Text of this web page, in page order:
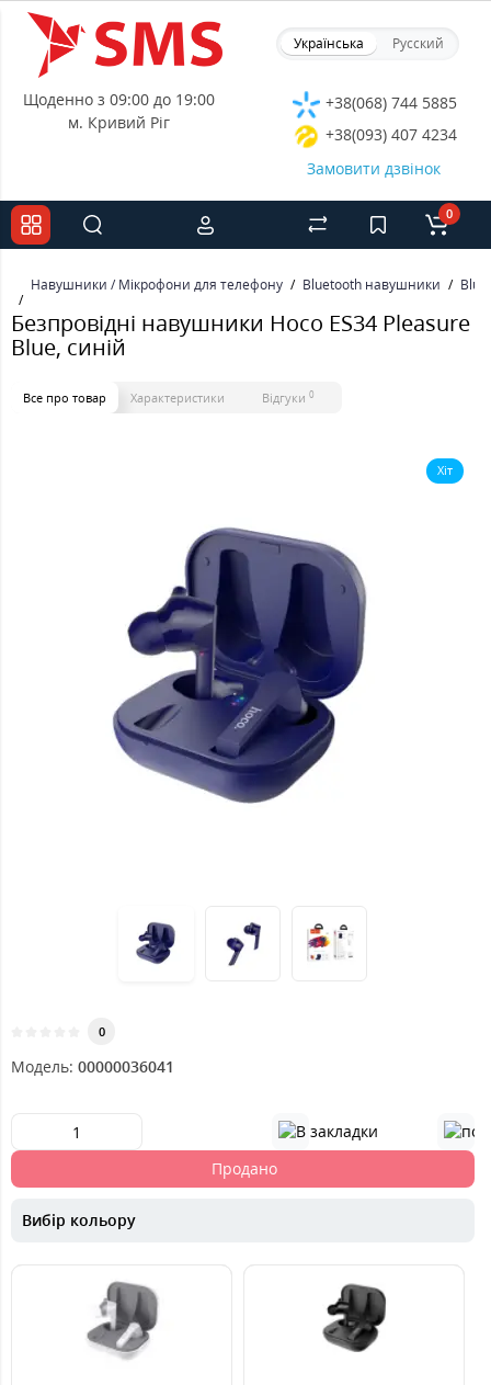
Українська Русский
Щоденно з 09:00 до 19:00
м. Кривий Ріг
+38(068) 744 5885
+38(093) 407 4234
Замовити дзвінок
0
Навушники / Мікрофони для телефону Bluetooth навушники
Безпровідні навушники Hoco ES34 Pleasure
Blue, синій
Все про товар Характеристики Відгуки 0
Хіт
0
Модель: 00000036041
Продано
Вибір кольору